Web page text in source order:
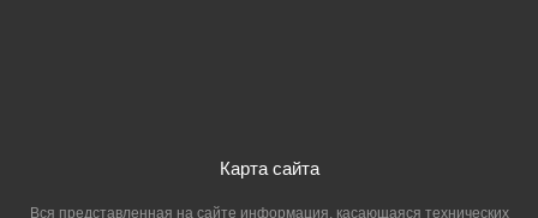
Карта сайта
Вся представленная на сайте информация, касающаяся технических